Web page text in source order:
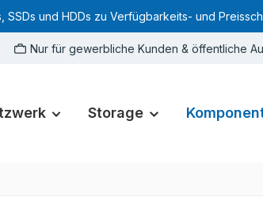
SSDs und HDDs zu Verfügbarkeits- und
Nur für gewerbliche Kunden & öffentliche
Storage